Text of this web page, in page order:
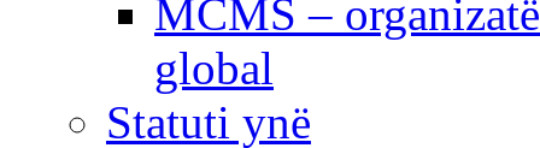
MCMS –
global
Statuti ynë